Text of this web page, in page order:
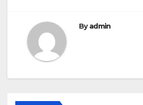
Byadmin